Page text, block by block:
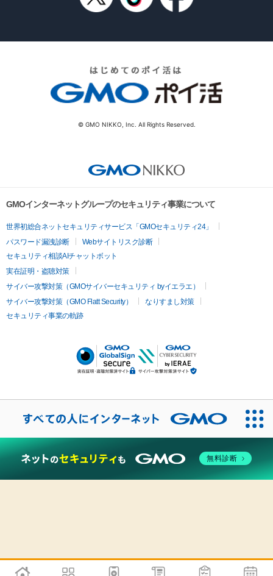
© GMO NIKKO, Inc. All Rights Reserved.
GMOインターネットグループのセキュリティ事業について
世界初総合ネットセキュリティサービス「GMOセキュリティ24」
パスワード漏洩診断
Webサイトリスク診断
セキュリティ相談AIチャットボット
実在証明・盗聴対策
サイバー攻撃対策（GMOサイバーセキュリティ byイエラエ）
サイバー攻撃対策（GMO Flatt Security）
なりすまし対策
セキュリティ事業の軌跡
無料診断